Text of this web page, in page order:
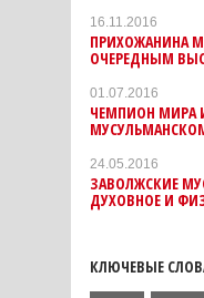
16.11.2016
ПРИХОЖАНИНА
ОЧЕРЕДНЫМ
01.07.2016
ЧЕМПИОН МИРА
24.05.2016
ЗАВОЛЖСКИЕ
ДУХОВНОЕ И
КЛЮЧЕВЫЕ